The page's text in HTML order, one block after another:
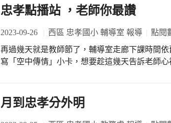
禮之外，另由學生代表「奉茶」給老師，感謝
就像父母親那樣呵護、照顧每一位學生：『老師
感恩忠孝國小全體師長們對學生的付出，祝教師節快樂！ #感謝最
對老師們的愛護，今天除了兩位會長以外，超
孝國小『親師團』就是一個充滿愛與歡樂的大
slogan『忠孝Mario 敬師情意濃』，當然得搭配
忠孝點播站 ，老師你最讚
2023-09-26 西區 忠孝國小 輔導室 報導 點閱
再過幾天就是教師節了，輔導室走廊下課時間
寫「空中傳情」小卡，想要趁這幾天告訴老師心裡想說的話。 從
校老師們喔！ #謝謝老師～I love you 大聲
月到忠孝分外明